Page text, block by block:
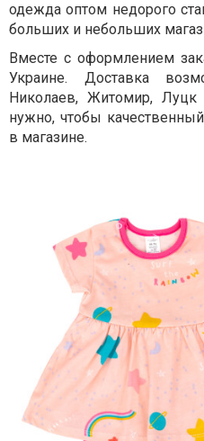
одежда оптом недорого
больших и небольших
Вместе с оформлением
Украине. Доставка
Николаев, Житомир,
нужно, чтобы
в магазине.